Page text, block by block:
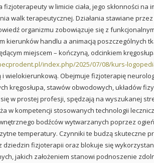
w limicie ciała, jego skłonności
walk terapeutycznej. Działania stawiane
organizmu zobowiązuje się z
kierunków handlu a animacją poszczególnych
miejscem – kończyną, odcinkiem
index.php/2025/07/08/kurs-
Obejmuje fizjoterapię
kręgosłupa, stawów obwodowych, układów
w prostej profesji, spędzają na wyszukanej
w kompetencji stosowanych technologii
bodźców wytwarzanych poprzez
temperatury. Czynniki te budzą skuteczne
fizjoterapii oraz blokuje się
jakich założeniem stanowi podnoszenie